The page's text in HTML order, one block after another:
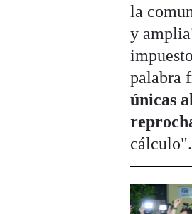
la
y
palabra
únicas
cálculo".